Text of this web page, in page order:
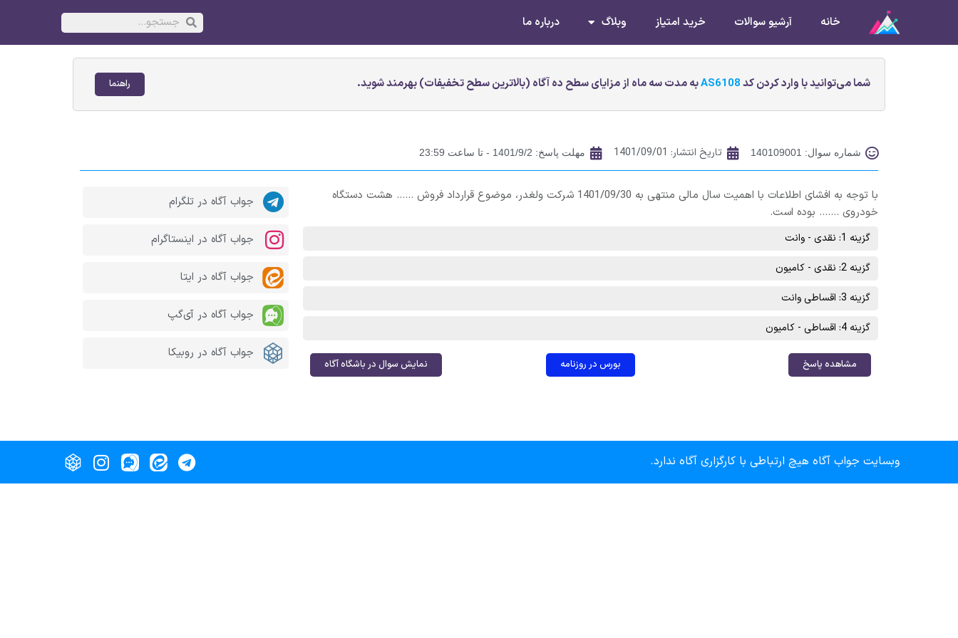
خانه آرشیو سوالات خرید امتیاز وبلاگ درباره ما
شما می‌توانید با وارد کردن کدAS6108به مدت سه ماه از مزایای سطح ده آگاه (بالاترین سطح تخفیفات) بهرمند شوید. راهنما
شماره سوال: 140109001 تاریخ انتشار: 1401/09/01 مهلت پاسخ: 1401/9/2 - تا ساعت 23:59
با توجه به افشای اطلاعات با اهمیت سال مالی منتهی به 1401/09/30 شرکت ولغدر، موضوع قرارداد فروش …… هشت دستگاه
خودروی ……. بوده است.
گزینه 1: نقدی - وانت
گزینه 2: نقدی - کامیون
گزینه 3: اقساطی وانت
گزینه 4: اقساطی - کامیون
مشاهده پاسخ بورس در روزنامه نمایش سوال در باشگاه آگاه
جواب آگاه در تلگرام
جواب آگاه در اینستاگرام
جواب آگاه در ایتا
جواب آگاه در آی‌گپ
جواب آگاه در روبیکا
وبسایت جواب آگاه هیچ ارتباطی با کارگزاری آگاه ندارد.